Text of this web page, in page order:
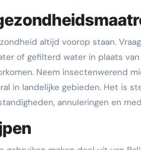
altijd voorop staan.
of gefilterd water in plaats
Neem insectenwerend
in landelijke gebieden. Het is
annuleringen en